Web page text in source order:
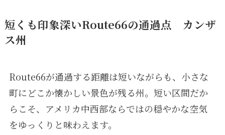
短くも印象深いRoute66の通過点 カンザ
ス州
Route66が通過する距離は短いながらも、小さな
町にどこか懐かしい景色が残る州。短い区間だか
らこそ、アメリカ中西部ならではの穏やかな空気
をゆっくりと味わえます。